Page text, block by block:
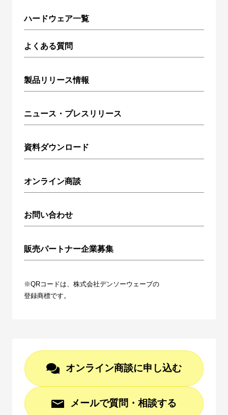
ハードウェア一覧
よくある質問
製品リリース情報
ニュース・プレスリリース
資料ダウンロード
オンライン商談
お問い合わせ
販売パートナー企業募集
※QRコードは、株式会社デンソーウェーブの
登録商標です。
オンライン商談に申し込む
メールで質問・相談する